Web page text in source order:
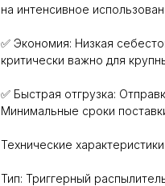
на интенсивное
✅ Экономия: Низкая
критически важно для
✅ Быстрая отгрузка:
Минимальные сроки
Технические характеристики:
Тип: Триггерный